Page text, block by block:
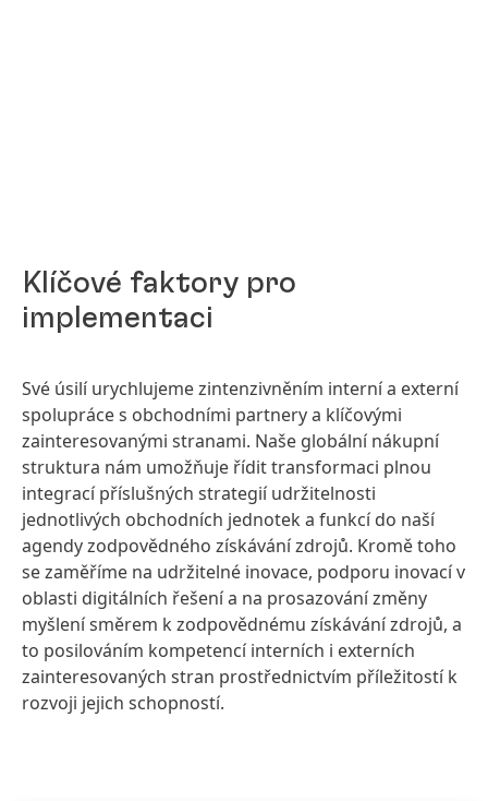
Klíčové faktory pro
implementaci
Své úsilí urychlujeme zintenzivněním interní a externí
spolupráce s obchodními partnery a klíčovými
zainteresovanými stranami. Naše globální nákupní
struktura nám umožňuje řídit transformaci plnou
integrací příslušných strategií udržitelnosti
jednotlivých obchodních jednotek a funkcí do naší
agendy zodpovědného získávání zdrojů. Kromě toho
se zaměříme na udržitelné inovace, podporu inovací v
oblasti digitálních řešení a na prosazování změny
myšlení směrem k zodpovědnému získávání zdrojů, a
to posilováním kompetencí interních i externích
zainteresovaných stran prostřednictvím příležitostí k
rozvoji jejich schopností.